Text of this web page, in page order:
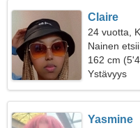
Claire
24 vuotta,
Nainen
162 cm
Ystävyys
Yasmine